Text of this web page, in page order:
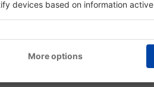
oder die Anzahl der Sterne,
gebucht